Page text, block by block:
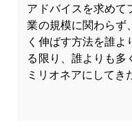
アドバイスを求めて
業の規模に関わらず
く伸ばす方法を誰よ
る限り、誰よりも多
ミリオネアにしてき